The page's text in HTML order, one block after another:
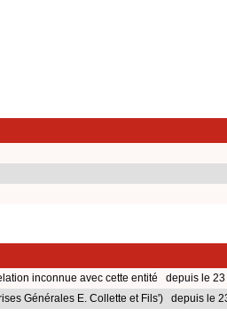
inconnue avec cette entité depuis le
Générales E. Collette et Fils') depuis le